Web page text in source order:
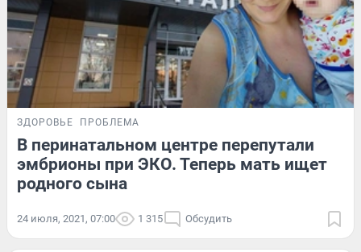
ЗДОРОВЬЕ ПРОБЛЕМА
В перинатальном центре перепутали
эмбрионы при ЭКО. Теперь мать ищет
родного сына
24 июля, 2021, 07:00 1 315 Обсудить